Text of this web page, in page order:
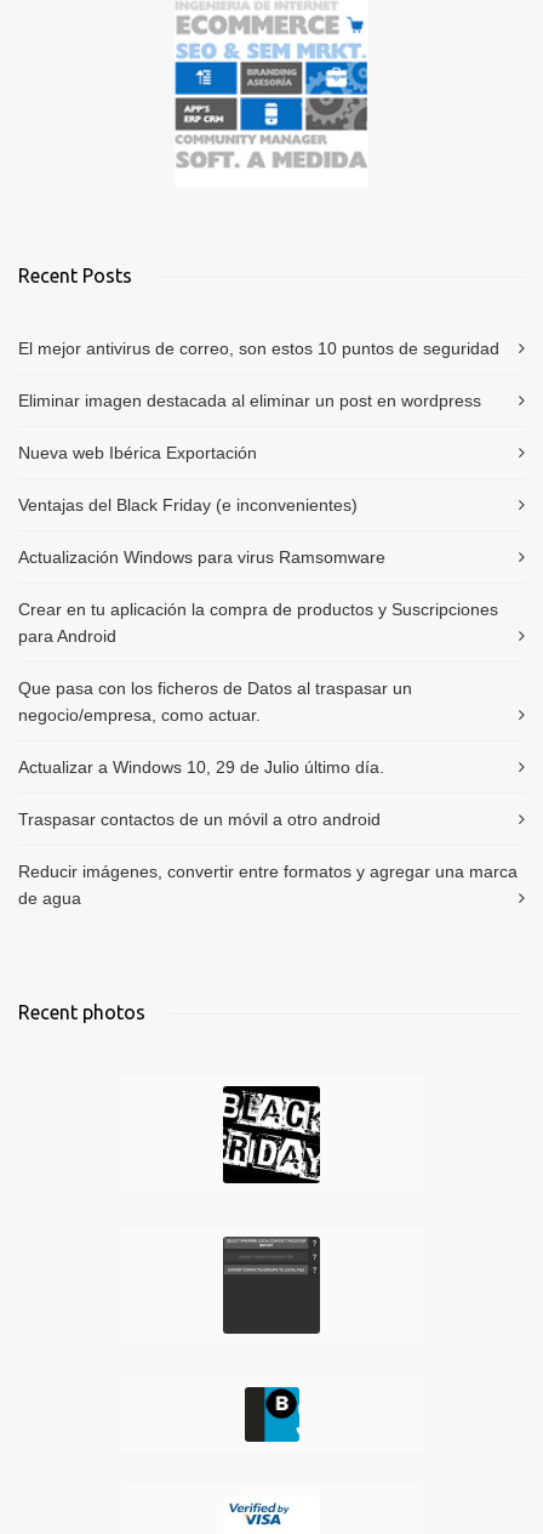
Recent Posts
El mejor antivirus de correo, son estos 10 puntos de seguridad
Eliminar imagen destacada al eliminar un post en wordpress
Nueva web Ibérica Exportación
Ventajas del Black Friday (e inconvenientes)
Actualización Windows para virus Ramsomware
Crear en tu aplicación la compra de productos y Suscripciones
para Android
Que pasa con los ficheros de Datos al traspasar un
negocio/empresa, como actuar.
Actualizar a Windows 10, 29 de Julio último día.
Traspasar contactos de un móvil a otro android
Reducir imágenes, convertir entre formatos y agregar una marca
de agua
Recent photos